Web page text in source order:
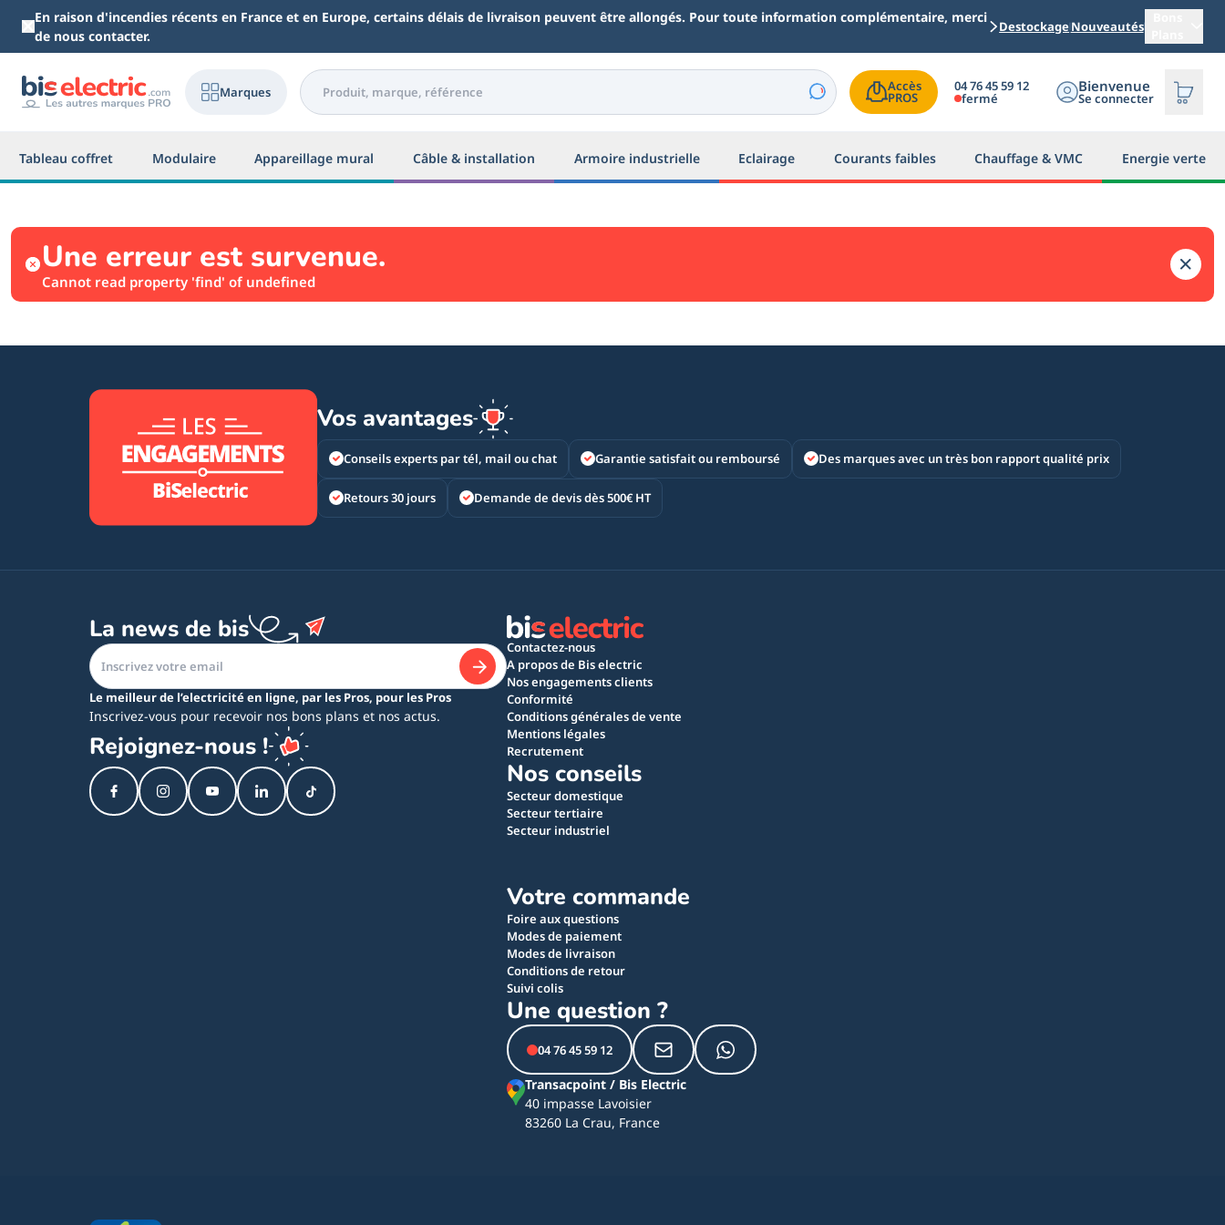
Aller au contenu principal
En raison d'incendies récents en France et en Europe, certains délais de livraison peuvent être allongés. Pour toute information complémentaire, merci
de nous contacter.
DestockageNouveautés
Marques Accès
PROS
04 76 45 59 12
fermé
Bienvenue
Se connecter
Tableau coffret Modulaire Appareillage mural Câble & installation Armoire industrielle Eclairage Courants faibles Chauffage & VMC Energie verte
Une erreur est survenue.
Cannot read property 'find' of undefined
Vos avantages
Conseils experts par tél, mail ou chat Garantie satisfait ou remboursé Des marques avec un très bon rapport qualité prix
Retours 30 jours Demande de devis dès 500€ HT
La news de bis
Le meilleur de l’electricité en ligne, par les Pros, pour les Pros
Inscrivez-vous pour recevoir nos bons plans et nos actus.
Rejoignez-nous !
Contactez-nous
A propos de Bis electric
Nos engagements clients
Conformité
Conditions générales de vente
Mentions légales
Recrutement
Nos conseils
Secteur domestique
Secteur tertiaire
Secteur industriel
Votre commande
Foire aux questions
Modes de paiement
Modes de livraison
Conditions de retour
Suivi colis
Une question ?
04 76 45 59 12
Transacpoint / Bis Electric
40 impasse Lavoisier
83260 La Crau, France